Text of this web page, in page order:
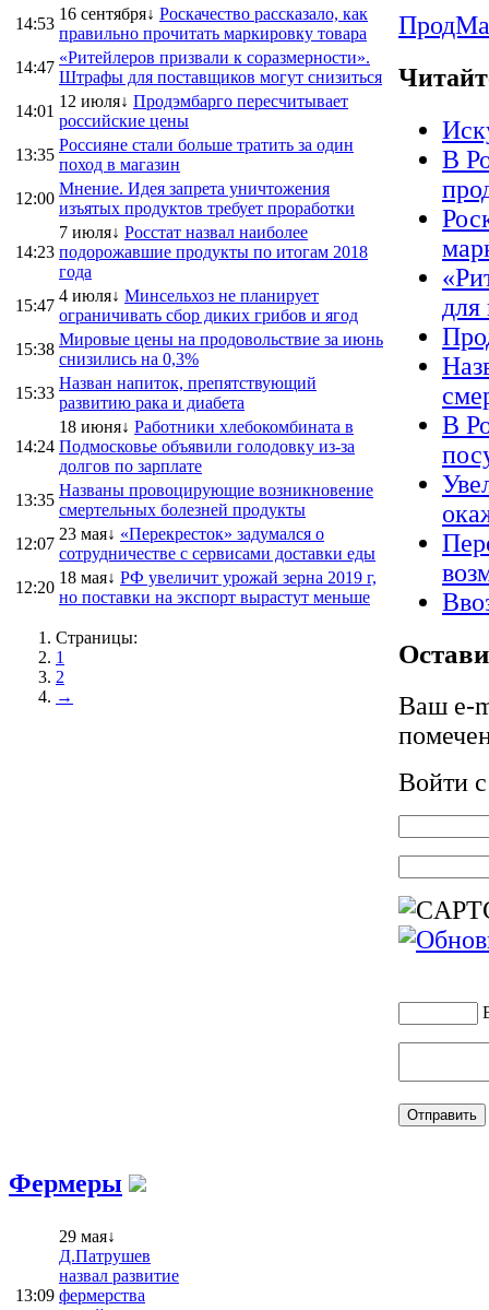
14:53
16 сентября↓ Роскачество рассказало, как
правильно прочитать маркировку товара
14:47
«Ритейлеров призвали к соразмерности».
Штрафы для поставщиков могут снизиться
14:01
12 июля↓ Продэмбарго пересчитывает
российские цены
13:35
Россияне стали больше тратить за один
поход в магазин
12:00
Мнение. Идея запрета уничтожения
изъятых продуктов требует проработки
14:23
7 июля↓ Росстат назвал наиболее
подорожавшие продукты по итогам 2018
года
15:47
4 июля↓ Минсельхоз не планирует
ограничивать сбор диких грибов и ягод
15:38
Мировые цены на продовольствие за июнь
снизились на 0,3%
15:33
Назван напиток, препятствующий
развитию рака и диабета
14:24
18 июня↓ Работники хлебокомбината в
Подмосковье объявили голодовку из-за
долгов по зарплате
13:35
Названы провоцирующие возникновение
смертельных болезней продукты
12:07
23 мая↓ «Перекресток» задумался о
сотрудничестве с сервисами доставки еды
12:20
18 мая↓ РФ увеличит урожай зерна 2019 г,
но поставки на экспорт вырастут меньше
Страницы:
1
2
→
В
для
В
Ваш e-
Войти
Фермеры
13:09
29 мая↓
Д.Патрушев
назвал развитие
фермерства